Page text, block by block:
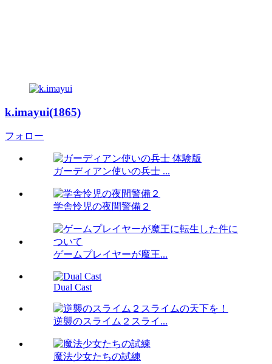
k.imayui(1865)
フォロー
ガーディアン使いの兵士 ...
学舎怜児の夜間警備２
ゲームプレイヤーが魔王...
Dual Cast
逆襲のスライム２スライ...
魔法少女たちの試練